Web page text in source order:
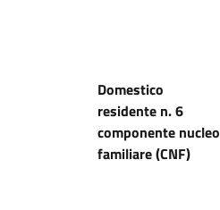
Domestico
residente n. 6
componente nucleo
familiare (CNF)